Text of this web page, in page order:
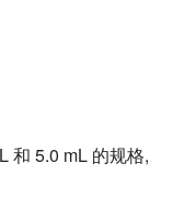
5.0 mL 的规格,